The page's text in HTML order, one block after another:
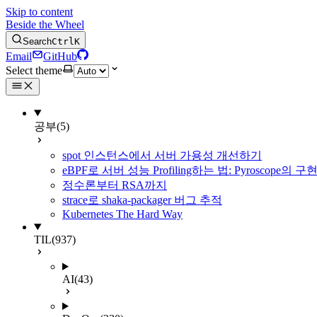
Skip to content
Beside the Wheel
SearchCtrlK
Email
GitHub
Select theme
공부(5)
spot 인스턴스에서 서버 가용성 개선하기
eBPF로 서버 성능 Profiling하는 법: Pyroscope의 구
정수론부터 RSA까지
strace로 shaka-packager 버그 추적
Kubernetes The Hard Way
TIL(937)
AI(43)